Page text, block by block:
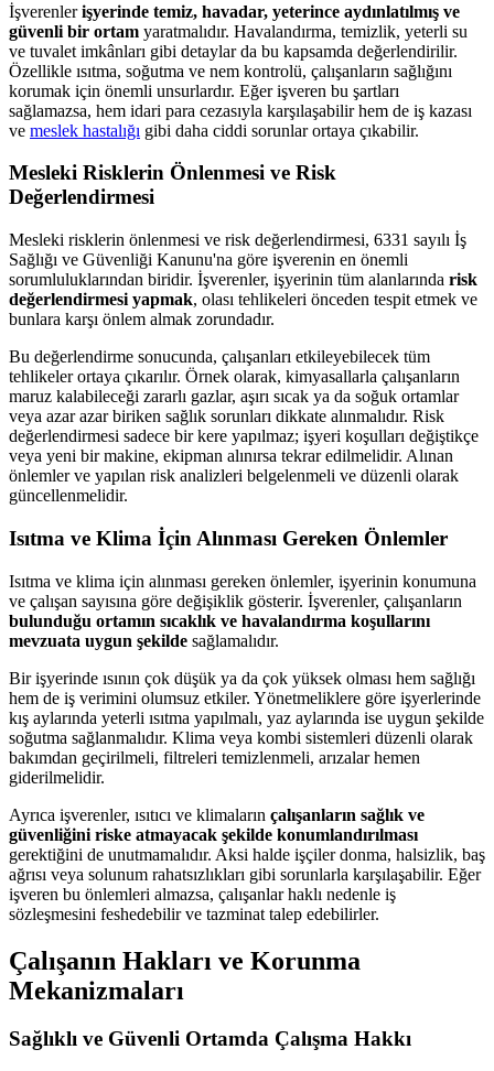
İşverenlerişyerinde temiz, havadar, yeterince aydınlatılmış ve
güvenli bir ortam yaratmalıdır. Havalandırma, temizlik, yeterli su
ve tuvalet imkânları gibi detaylar da bu kapsamda değerlendirilir.
Özellikle ısıtma, soğutma ve nem kontrolü, çalışanların sağlığını
korumak için önemli unsurlardır. Eğer işveren bu şartları
sağlamazsa, hem idari para cezasıyla karşılaşabilir hem de iş kazası
ve meslek hastalığı gibi daha ciddi sorunlar ortaya çıkabilir.
Mesleki Risklerin Önlenmesi ve Risk
Değerlendirmesi
Mesleki risklerin önlenmesi ve risk değerlendirmesi, 6331 sayılı İş
Sağlığı ve Güvenliği Kanunu'na göre işverenin en önemli
sorumluluklarından biridir. İşverenler, işyerinin tüm alanlarında risk
değerlendirmesi yapmak, olası tehlikeleri önceden tespit etmek ve
bunlara karşı önlem almak zorundadır.
Bu değerlendirme sonucunda, çalışanları etkileyebilecek tüm
tehlikeler ortaya çıkarılır. Örnek olarak, kimyasallarla çalışanların
maruz kalabileceği zararlı gazlar, aşırı sıcak ya da soğuk ortamlar
veya azar azar biriken sağlık sorunları dikkate alınmalıdır. Risk
değerlendirmesi sadece bir kere yapılmaz; işyeri koşulları değiştikçe
veya yeni bir makine, ekipman alınırsa tekrar edilmelidir. Alınan
önlemler ve yapılan risk analizleri belgelenmeli ve düzenli olarak
güncellenmelidir.
Isıtma ve Klima İçin Alınması Gereken Önlemler
Isıtma ve klima için alınması gereken önlemler, işyerinin konumuna
ve çalışan sayısına göre değişiklik gösterir. İşverenler, çalışanların
bulunduğu ortamın sıcaklık ve havalandırma koşullarını
mevzuata uygun şekilde sağlamalıdır.
Bir işyerinde ısının çok düşük ya da çok yüksek olması hem sağlığı
hem de iş verimini olumsuz etkiler. Yönetmeliklere göre işyerlerinde
kış aylarında yeterli ısıtma yapılmalı, yaz aylarında ise uygun şekilde
soğutma sağlanmalıdır. Klima veya kombi sistemleri düzenli olarak
bakımdan geçirilmeli, filtreleri temizlenmeli, arızalar hemen
giderilmelidir.
Ayrıca işverenler, ısıtıcı ve klimaların çalışanların sağlık ve
güvenliğini riske atmayacak şekilde konumlandırılması
gerektiğini de unutmamalıdır. Aksi halde işçiler donma, halsizlik, baş
ağrısı veya solunum rahatsızlıkları gibi sorunlarla karşılaşabilir. Eğer
işveren bu önlemleri almazsa, çalışanlar haklı nedenle iş
sözleşmesini feshedebilir ve tazminat talep edebilirler.
Çalışanın Hakları ve Korunma
Mekanizmaları
Sağlıklı ve Güvenli Ortamda Çalışma Hakkı